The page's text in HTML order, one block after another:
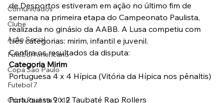
Comunicados
Clube
Ação Social
Futebol Americano
Copa São Paulo
Futebol 7
Copa Paulista 2019
de Desportos estiveram em ação no último fim de
semana na primeira etapa do Campeonato Paulista,
realizada no ginásio da AABB. A Lusa competiu com
três categorias: mirim, infantil e juvenil.
Confira os resultados da disputa:
Categoria Mirim
Portuguesa 4 x 4 Hípica (Vitória da Hípica nos pênaltis)
Portuguesa 9 x 2 Taubaté Rap Rollers